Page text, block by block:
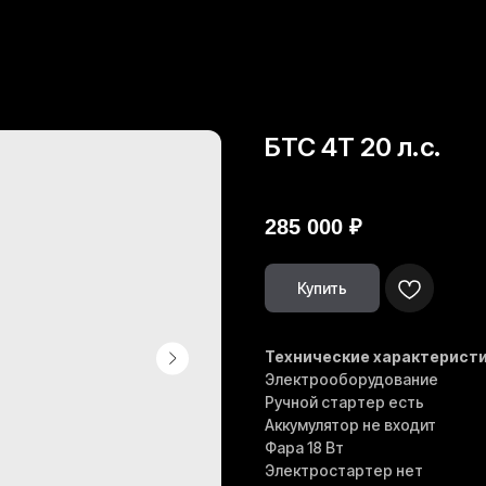
БТС 4Т 20 л.с.
285 000 ₽
Купить
Технические
Электрооборудование
Ручной стартер есть
Аккумулятор не входит
Фара 18 Вт
Электростартер нет